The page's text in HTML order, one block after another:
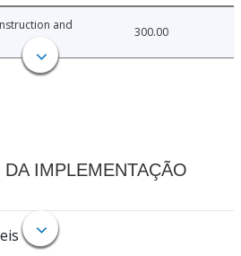
and
300.00
IMPLEMENTAÇÃO